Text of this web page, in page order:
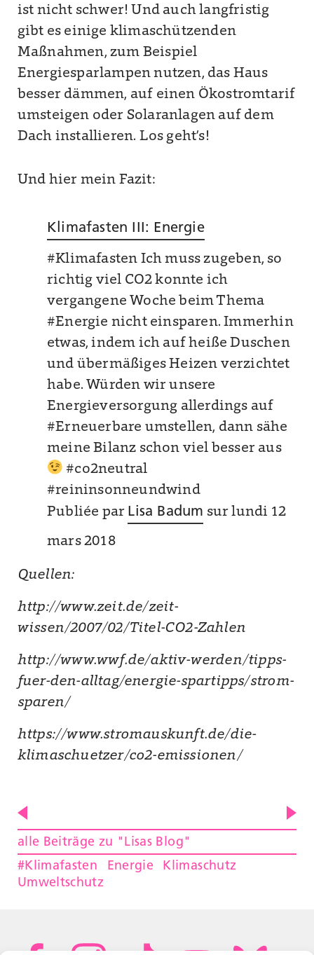
ist nicht schwer! Und auch langfristig
gibt es einige klimaschützenden
Maßnahmen, zum Beispiel
Energiesparlampen nutzen, das Haus
besser dämmen, auf einen Ökostromtarif
umsteigen oder Solaranlagen auf dem
Dach installieren. Los geht’s!
Und hier mein Fazit:
Klimafasten III: Energie
#Klimafasten Ich muss zugeben, so
richtig viel CO2 konnte ich
vergangene Woche beim Thema
#Energie nicht einsparen. Immerhin
etwas, indem ich auf heiße Duschen
und übermäßiges Heizen verzichtet
habe. Würden wir unsere
Energieversorgung allerdings auf
#Erneuerbare umstellen, dann sähe
meine Bilanz schon viel besser aus
#co2neutral
#reininsonneundwind
Publiée par Lisa Badum sur lundi 12
mars 2018
Quellen:
http://www.zeit.de/zeit-
wissen/2007/02/Titel-CO2-Zahlen
http://www.wwf.de/aktiv-werden/tipps-
fuer-den-alltag/energie-spartipps/strom-
sparen/
https://www.stromauskunft.de/die-
klimaschuetzer/co2-emissionen/
alle Beiträge zu "Lisas Blog"
#Klimafasten
Energie
Klimaschutz
Umweltschutz